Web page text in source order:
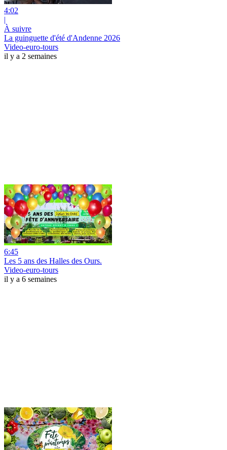
4:02
|
À suivre
La guinguette d'été d'Andenne 2026
Video-euro-tours
il y a 2 semaines
6:45
Les 5 ans des Halles des Ours.
Video-euro-tours
il y a 6 semaines